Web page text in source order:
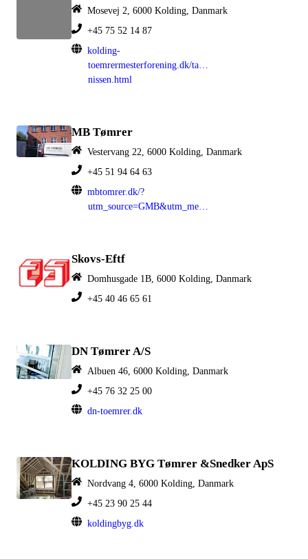
Mosevej 2, 6000 Kolding, Danmark
+45 75 52 14 87
kolding-
toemrermesterforening.dk/tage-
nissen.html
MB Tømrer
Vestervang 22, 6000 Kolding, Danmark
+45 51 94 64 63
mbtomrer.dk/?
utm_source=GMB&utm_medium=organisk
Skovs-Eftf
Domhusgade 1B, 6000 Kolding, Danmark
+45 40 46 65 61
DN Tømrer A/S
Albuen 46, 6000 Kolding, Danmark
+45 76 32 25 00
dn-toemrer.dk
KOLDING BYG Tømrer &Snedker ApS
Nordvang 4, 6000 Kolding, Danmark
+45 23 90 25 44
koldingbyg.dk